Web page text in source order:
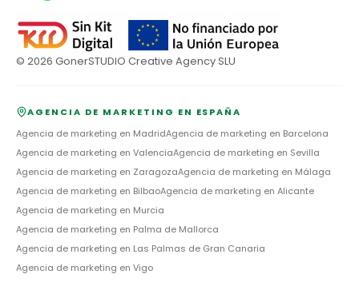
© 2026 GonerSTUDIO Creative Agency SLU
AGENCIA DE MARKETING EN ESPAÑA
Agencia de marketing en MadridAgencia de marketing en Barcelona
Agencia de marketing en ValenciaAgencia de marketing en Sevilla
Agencia de marketing en ZaragozaAgencia de marketing en Málaga
Agencia de marketing en BilbaoAgencia de marketing en Alicante
Agencia de marketing en Murcia
Agencia de marketing en Palma de Mallorca
Agencia de marketing en Las Palmas de Gran Canaria
Agencia de marketing en Vigo